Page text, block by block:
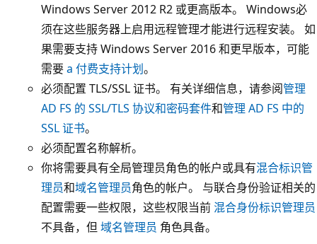
Windows Server 2012 R2 或更高版本。 Windows必
须在这些服务器上启用远程管理才能进行远程安装。 如
果需要支持 Windows Server 2016 和更早版本，可能
需要a 付费支持计划。
必须配置 TLS/SSL 证书。 有关详细信息，请参阅管理
AD FS 的 SSL/TLS 协议和密码套件和管理 AD FS 中的
SSL 证书。
必须配置名称解析。
你将需要具有全局管理员角色的帐户或具有混合标识管
理员和域名管理员角色的帐户。 与联合身份验证相关的
配置需要一些权限，这些权限当前 混合身份标识管理员
不具备，但 域名管理员 角色具备。